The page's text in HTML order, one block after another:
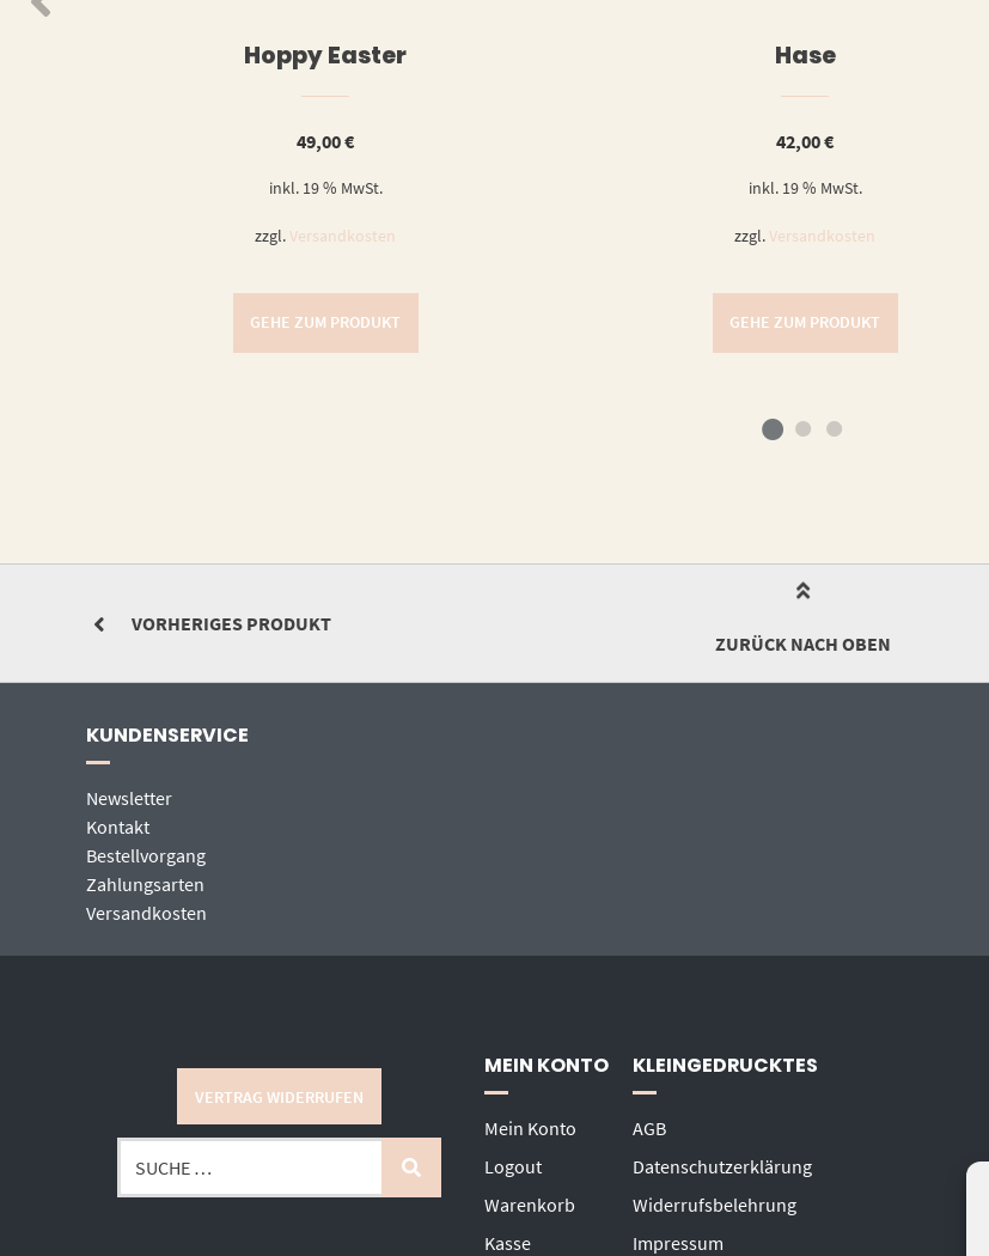
Hoppy Easter
49,00€
inkl. 19 % MwSt.
zzgl.Versandkosten
GEHE ZUM PRODUKT
Hase
42,00€
inkl. 19 % MwSt.
zzgl.Versandkosten
GEHE ZUM PRODUKT
VORHERIGES PRODUKT
ZURÜCK NACH OBEN
KUNDENSERVICE
Newsletter
Kontakt
Bestellvorgang
Zahlungsarten
Versandkosten
VERTRAG WIDERRUFEN
MEIN KONTO
Mein Konto
Logout
Warenkorb
Kasse
KLEINGEDRUCKTES
AGB
Datenschutzerklärung
Widerrufsbelehrung
Impressum